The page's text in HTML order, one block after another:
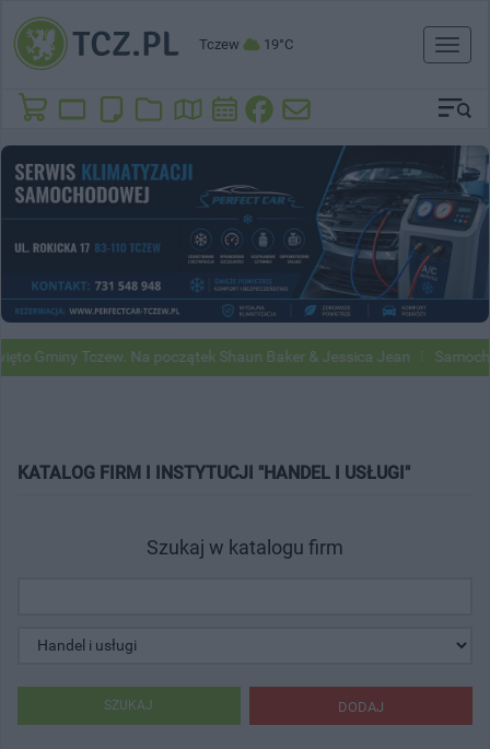
Tczew 19°C
Toggle
Gminy Tczew. Na początek Shaun Baker & Jessica Jean
KATALOG FIRM I INSTYTUCJI "HANDEL I USŁUGI"
Szukaj w katalogu firm
DODAJ
SZUKAJ